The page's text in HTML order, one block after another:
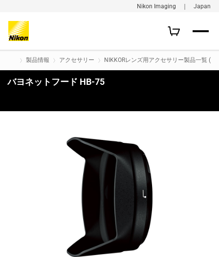
Nikon Imaging ｜ Japan
製品情報 アクセサリー NIKKORレンズ用アクセサリー製品一覧 (旧
バヨネットフード HB-75